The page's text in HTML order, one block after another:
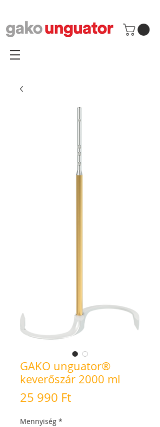
GAKO unguator®
keverőszár 2000 ml
25 990 FtÁr
Mennyiség *